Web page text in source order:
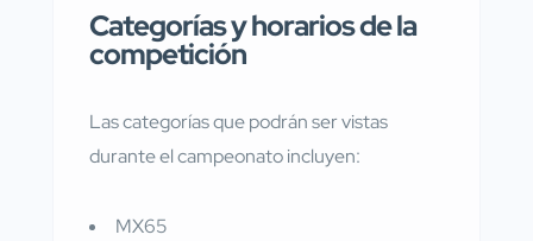
Categorías y horarios de la
competición
Las categorías que podrán ser vistas
durante el campeonato incluyen:
MX65